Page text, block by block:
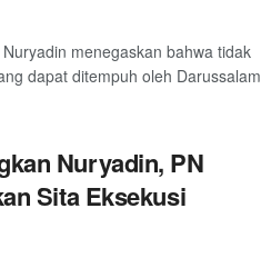
menegaskan bahwa tidak
dapat ditempuh oleh Darussalam
Nuryadin, PN
Sita Eksekusi